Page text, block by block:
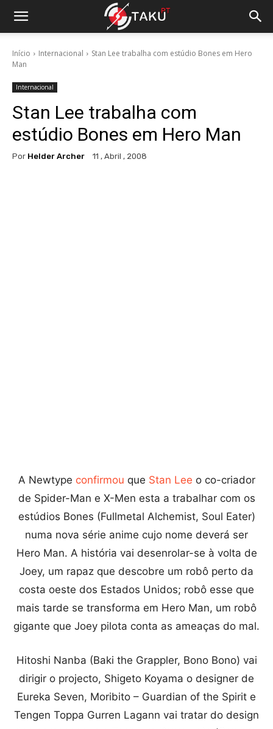
Início Internacional
Stan Lee trabalha com estúdio Bones em Hero
Man
Internacional
Stan Lee trabalha com
estúdio Bones em Hero Man
Por Helder Archer 11 , Abril , 2008
A Newtype confirmou que Stan Lee o co-criador
de Spider-Man e X-Men esta a trabalhar com os
estúdios Bones (Fullmetal Alchemist, Soul Eater)
numa nova série anime cujo nome deverá ser
Hero Man. A história vai desenrolar-se à volta de
Joey, um rapaz que descobre um robô perto da
costa oeste dos Estados Unidos; robô esse que
mais tarde se transforma em Hero Man, um robô
gigante que Joey pilota conta as ameaças do mal.
Hitoshi Nanba (Baki the Grappler, Bono Bono) vai
dirigir o projecto, Shigeto Koyama o designer de
Eureka Seven, Moribito – Guardian of the Spirit e
Tengen Toppa Gurren Lagann vai tratar do design